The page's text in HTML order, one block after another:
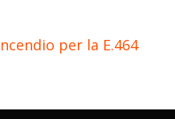
per la E.464